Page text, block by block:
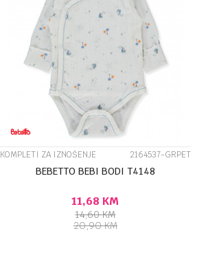
UPOREDI
KOMPLETI ZA IZNOŠENJE 2164537-GRPET
BEBETTO BEBI BODI T4148
11,68 KM
14,60KM
20,90KM